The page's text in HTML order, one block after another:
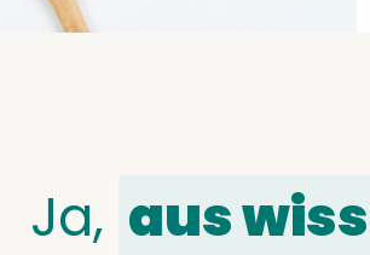
Ja, aus